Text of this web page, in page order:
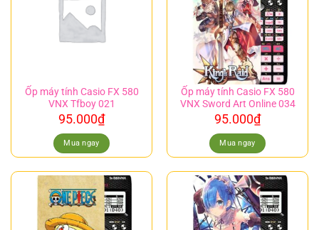
Ốp máy tính Casio FX 580
VNX Tfboy 021
95.000₫
Mua ngay
Ốp máy tính Casio FX 580
VNX Sword Art Online 034
95.000₫
Mua ngay